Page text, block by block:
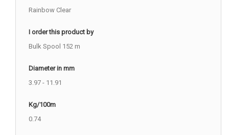
Rainbow Clear
I order this product by
Bulk Spool 152 m
Diameter in mm
3.97 - 11.91
Kg/100m
0.74